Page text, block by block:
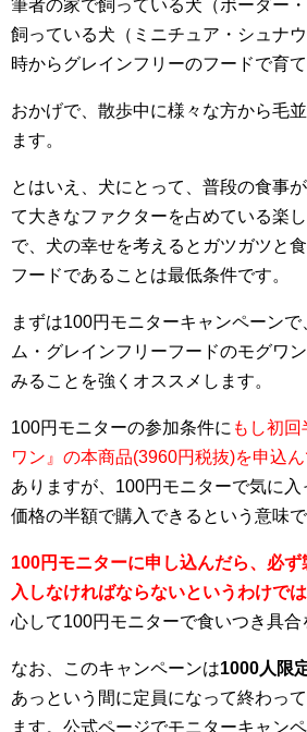
筆者の家で飼っている犬（ボーダー
飼っている犬（ミニチュア・シュナ
時からグレインフリーのフードで育て
おかげで、散歩中に様々な方から毛
ます。
とはいえ、犬にとって、普段の食事
て大きなファクターを占めている楽
で、犬の幸せを考えるとガツガツと
フードであることは最低条件です。
まずは100円モニターキャンペーン
ム・グレインフリーフードのモグワ
みることを強くオススメします。
100円モニターの参加条件に もし初
ワン』の本商品(3960円税抜)を申込
ありますが、100円モニターで気に入
価格の半額で購入できるという意味で
100円モニターに申し込んだら、必
入しなければならないというわけで
心して100円モニターで食いつき具合
なお、このキャンペーンは1000人限
あっという間に定員になって終わっ
ます。公式ページでモニターキャン